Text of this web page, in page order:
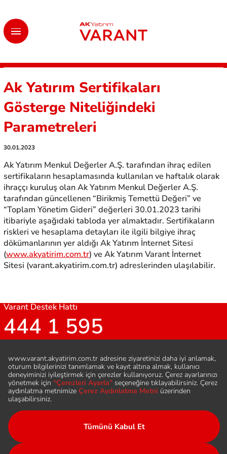
Ak Yatırım Sertifikaları
Gösterge Niteliğindeki
Parametreleri
30.01.2023
Ak Yatırım Menkul Değerler A.Ş. tarafından ihraç edilen
sertifikaların hesaplamasında kullanılan ve haftalık olarak
ihraççı kuruluş olan Ak Yatırım Menkul Değerler A.Ş.
tarafından güncellenen “Birikmiş Temettü Değeri” ve
“Toplam Yönetim Gideri” değerleri 30.01.2023 tarihi
itibariyle aşağıdaki tabloda yer almaktadır. Sertifikaların
riskleri ve hesaplama detayları ile ilgili bilgiye ihraç
dökümanlarının yer aldığı Ak Yatırım İnternet Sitesi
(www.akyatirim.com.tr) ve Ak Yatırım Varant İnternet
Sitesi (varant.akyatirim.com.tr) adreslerinden ulaşılabilir.
Varant Destek Hattı
444 1 595
Bizi Takip Edin
Hesap Aç
Şubeler ve İletişim
Varant Nedir
Varant Broşürü
Sertifika Nedir ?
Sözlük
Sıkça Sorulan Sorular
Çerez Aydınlatma Metni
KVKK Aydınlatma Metni